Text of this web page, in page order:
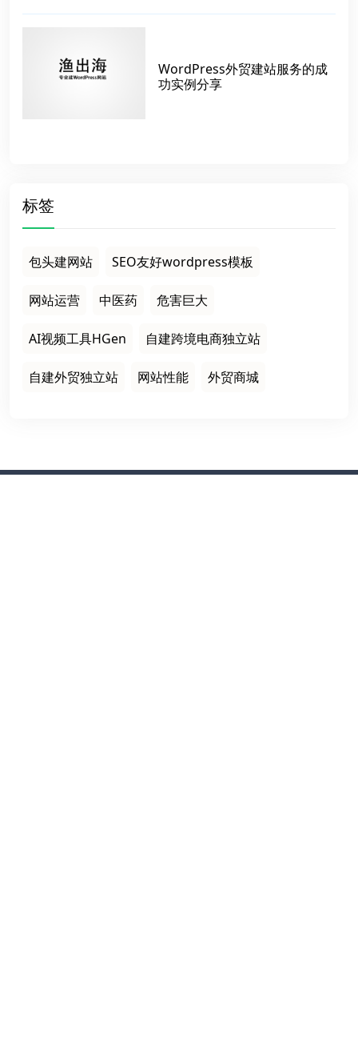
WordPress外贸建站服务的成
功实例分享
标签
包头建网站 SEO友好wordpress模板
网站运营 中医药 危害巨大
AI视频工具HGen 自建跨境电商独立站
自建外贸独立站 网站性能 外贸商城